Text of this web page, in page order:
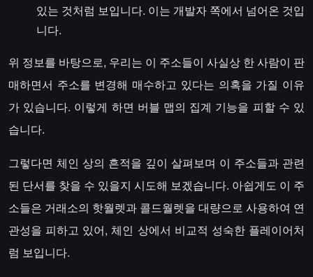
있는 것처럼 보입니다. 이는 개발자 쪽에서 넘어온 것입
니다.
위 정보를 바탕으로, 우리는 이 주소들이 사실상 한 사람이 판
매하면서 주소를 변경해 매수하고 있다는 의혹을 가질 이유
가 있습니다. 이렇게 하면 버블 맵의 집계 기능을 피할 수 있
습니다.
그렇다면 체인 상의 흔적을 깊이 살펴보며 이 주소들과 관련
된 단서를 찾을 수 있을지 시도해 보겠습니다. 아쉽게도 이 주
소들은 거래소의 핫월렛과 콜드월렛을 대량으로 사용하여 연
관성을 피하고 있어, 체인 상에서 비교적 성숙한 플레이어처
럼 보입니다.